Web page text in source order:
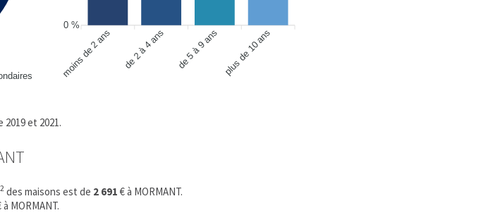
0 %
moins de 2 ans de 2 à 4 ans de 5 à 9 ans plus de 10 ans
et 2021.
2 des maisons est de 2 691€ à MORMANT.
à MORMANT.